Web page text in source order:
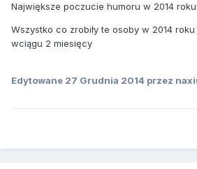
Największe poczucie humoru w 2014 roku:
Wszystko co zrobiły te osoby w 2014
wciągu 2 miesięcy
Edytowane 27 Grudnia 2014 przez